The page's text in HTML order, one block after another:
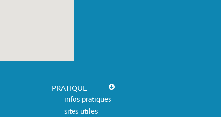
PRATIQUE
infos pratiques
sites utiles